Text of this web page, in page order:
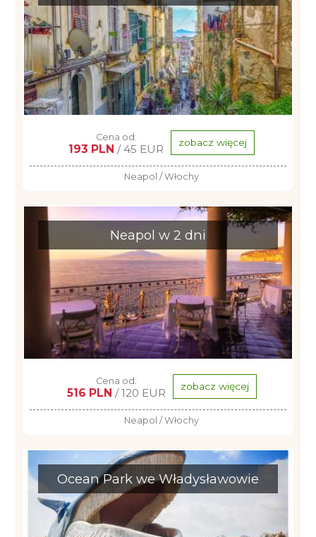
Cena od:
193 PLN / 45 EUR zobacz więcej
Neapol / Włochy
Neapol w 2 dni
Cena od:
516 PLN / 120 EUR zobacz więcej
Neapol / Włochy
Ocean Park we Władysławowie